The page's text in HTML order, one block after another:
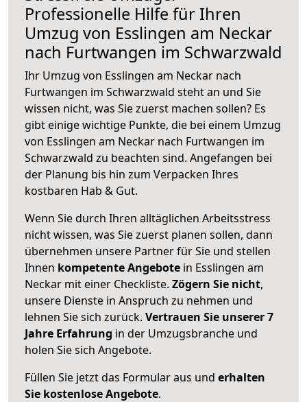
Professionelle Hilfe für Ihren
Umzug von Esslingen am Neckar
nach Furtwangen im Schwarzwald
Ihr Umzug von Esslingen am Neckar nach
Furtwangen im Schwarzwald steht an und Sie
wissen nicht, was Sie zuerst machen sollen? Es
gibt einige wichtige Punkte, die bei einem Umzug
von Esslingen am Neckar nach Furtwangen im
Schwarzwald zu beachten sind. Angefangen bei
der Planung bis hin zum Verpacken Ihres
kostbaren Hab & Gut.
Wenn Sie durch Ihren alltäglichen Arbeitsstress
nicht wissen, was Sie zuerst planen sollen, dann
übernehmen unsere Partner für Sie und stellen
Ihnen kompetente Angebote in Esslingen am
Neckar mit einer Checkliste. Zögern Sie nicht,
unsere Dienste in Anspruch zu nehmen und
lehnen Sie sich zurück. Vertrauen Sie unserer 7
Jahre Erfahrung in der Umzugsbranche und
holen Sie sich Angebote.
Füllen Sie jetzt das Formular aus und erhalten
Sie kostenlose Angebote.